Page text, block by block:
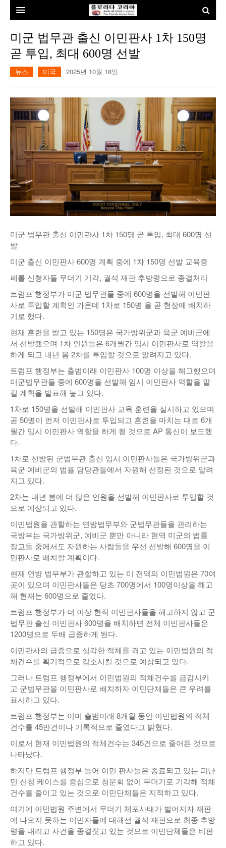
본사소개
뉴스
미국
발행인칼럼
김명열칼럼
이명덕칼럼
김원동칼럼
건강
본보특집
100인선/독자광장
독자광장
인근여행지
놀이공원
낚시/비치
골프
인터뷰/탐방
미군 법무관 출신 이민판사 1차 150명
곧 투입, 최대 600명 선발
뉴스 미국 2025년 10월 18일
미군 법무관 출신 이민판사 1차 150명 곧 투입, 최대 600명 선
발
미군 출신 이민판사 600명 계획 중에 1차 150명 선발 교육중
페롤 신청자들 무더기 기각, 궐석 재판 추방령으로 종결처리
트럼프 행정부가 미군 법무관들 중에 600명을 선발해 이민판
사로 투입할 계획인 가운데 1차로 150명 을 곧 현장에 배치하
기로 했다.
현재 훈련을 받고 있는 150명은 국가방위군과 육군 예비군에
서 선발됐으며 1차 인원들은 6개월간 임시 이민판사로 역할을
하게 되고 내년 봄 2차를 투입할 것으로 알려지고 있다.
트럼프 행정부는 출범이래 이민판사 100명 이상을 해고했으며
미군법무관들 중에 600명을 선발해 임시 이민판사 역할을 맡
길 계획을 발표해 놓고 있다.
1차로 150명을 선발해 이민판사 교육 훈련을 실시하고 있으며
곧 50명이 먼저 이민판사로 투입되고 훈련을 마치는 대로 6개
월간 임시 이민판사 역할을 하게 될 것으로 AP 통신이 보도했
다.
1차로 선발된 군법무관 출신 임시 이민판사들은 국가방위군과
육군 예비군의 법률 담당관들에서 자원해 선정된 것으로 알려
지고 있다.
2차는 내년 봄에 더 많은 인원을 선발해 이민판사로 투입할 것
으로 예상되고 있다.
이민법원을 관할하는 연방법무부와 군법무관들을 관리하는
국방부는 국가방위군, 예비군 뿐만 아니라 현역 미군의 법률
장교들 중에서도 자원하는 사람들을 우선 선발해 600명을 이
민판사로 배치할 계획이다.
현재 연방 법무부가 관할하고 있는 미 전역의 이민법원은 70여
곳이 있으며 이민판사들은 당초 700명에서 100명이상을 해고
해 현재는 600명으로 줄었다.
트럼프 행정부가 더 이상 현직 이민판사들을 해고하지 않고 군
법무관 출신 이민판사 600명을 배치하면 전체 이민판사들은
1200명으로 두배 급증하게 된다.
이민판사의 급증으로 심각한 적체를 겪고 있는 이민법원의 적
체건수를 획기적으로 감소시킬 것으로 예상되고 있다.
그러나 트럼프 행정부에서 이민법원의 적체건수를 급감시키
고 군법무관을 이민판사로 배치하자 이민단체들은 큰 우려를
표시하고 있다.
트럼프 행정부는 이미 출범이래 8개월 동안 이민법원의 적체
건수를 45만건이나 기록적으로 줄였다고 밝혔다.
이로서 현재 이민법원의 적체건수는 345건으로 줄어든 것으로
나타났다.
하지만 트럼프 행정부 들어 이민 판사들은 종료되고 있는 피난
민 신청 케이스를 중심으로 청문회 없이 무더기로 기각해 적체
건수를 줄이고 있는 것으로 이민단체들은 지적하고 있다.
여기에 이민법원 주변에서 무더기 체포사태가 벌어지자 재판
에 나오지 못하는 이민자들에 대해선 궐석 재판으로 최종 추방
령을 내리고 사건을 종결짓고 있는 것으로 이민단체들은 비판
하고 있다.